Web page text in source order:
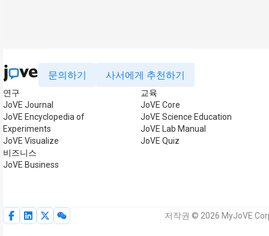
문의하기 사서에게 추천하기
연구
JoVE Journal
JoVE Encyclopedia of
Experiments
JoVE Visualize
비즈니스
JoVE Business
교육
JoVE Core
JoVE Science Education
JoVE Lab Manual
JoVE Quiz
저작권 © 2026 MyJoVE